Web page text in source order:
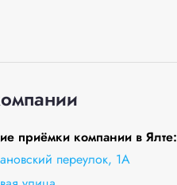
приёмки компании в Ялте:
переулок, 1А